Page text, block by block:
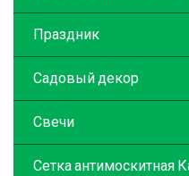
Праздник
Садовый декор
Свечи
Сетка антимоскитная